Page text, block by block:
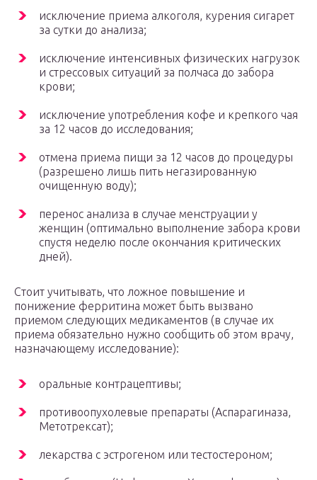
исключение приема алкоголя, курения сигарет
за сутки до анализа;
исключение интенсивных физических нагрузок
и стрессовых ситуаций за полчаса до забора
крови;
исключение употребления кофе и крепкого чая
за 12 часов до исследования;
отмена приема пищи за 12 часов до процедуры
(разрешено лишь пить негазированную
очищенную воду);
перенос анализа в случае менструации у
женщин (оптимально выполнение забора крови
спустя неделю после окончания критических
дней).
Стоит учитывать, что ложное повышение и
понижение ферритина может быть вызвано
приемом следующих медикаментов (в случае их
приема обязательно нужно сообщить об этом врачу,
назначающему исследование):
оральные контрацептивы;
противоопухолевые препараты (Аспарагиназа,
Метотрексат);
лекарства с эстрогеном или тестостероном;